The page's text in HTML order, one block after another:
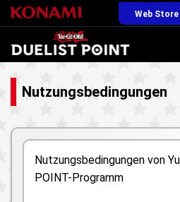
Web Store
Nutzungsbedingungen
Nutzungsbedingungen von
POINT-Programm